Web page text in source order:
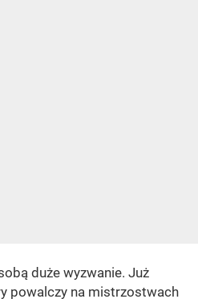
duże wyzwanie. Już
powalczy na mistrzostwach